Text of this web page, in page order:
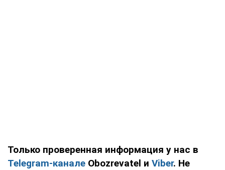
Только проверенная информация у нас в
Telegram-канале Obozrevatel и Viber. Не